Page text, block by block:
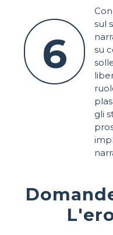
6
sul
su
gli